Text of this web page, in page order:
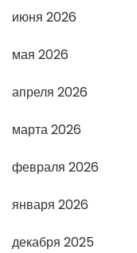
июня 2026
мая 2026
апреля 2026
марта 2026
февраля 2026
января 2026
декабря 2025